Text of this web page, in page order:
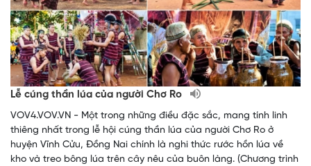
Lễ cúng thần lúa của người Chơ Ro
VOV4.VOV.VN - Một trong những điều đặc sắc, mang tính linh
thiêng nhất trong lễ hội cúng thần lúa của người Chơ Ro ở
huyện Vĩnh Cửu, Đồng Nai chính là nghi thức rước hồn lúa về
kho và treo bông lúa trên cây nêu của buôn làng. (Chương trình